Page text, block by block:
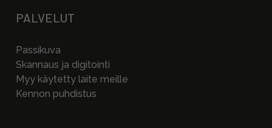
PALVELUT
Passikuva
Skannaus ja digitointi
Myy käytetty laite meille
Kennon puhdistus